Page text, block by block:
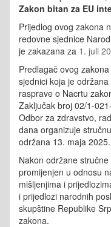
Zakon bitan za EU
Prijedlog ovog zakona
redovne sjednice
je zakazana za 1. juli
Predlagač ovog
sjednici koja je
rasprave o Nacrtu
Zaključak broj 02/1-
Odbor za zdravstvo,
dana organizuje
održana 13. maja
Nakon održane
promijenjen u odnosu
mišljenjima i
i prijedlozi narodnih
skupštine Republike
zakona.